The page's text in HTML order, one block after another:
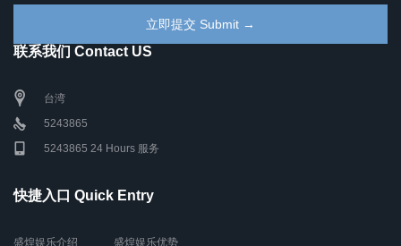
联系我们 Contact US
台湾
5243865
5243865 24 Hours 服务
快捷入口 Quick Entry
盛煌娱乐介绍 盛煌娱乐优势